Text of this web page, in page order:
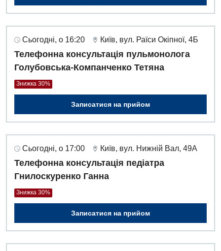
Сьогодні, о 16:20 Київ, вул. Раїси Окіпної, 4Б
Телефонна консультація пульмонолога
Голубовська-Компанченко Тетяна
Знижка 30%
Записатися на прийом
Сьогодні, о 17:00 Київ, вул. Нижній Вал, 49А
Телефонна консультація педіатра
Гнилоскуренко Ганна
Знижка 30%
Записатися на прийом